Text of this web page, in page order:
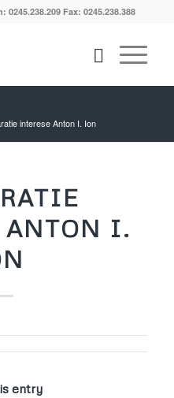
Fax: 0245.238.388
interese Anton I. Ion
ANTON I.
entry